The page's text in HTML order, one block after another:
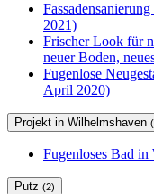
2021)
Frischer Look für
neuer Boden,
Fugenlose
April 2020)
Projekt in Wilhelmshaven
Fugenloses Bad in
Putz (2)